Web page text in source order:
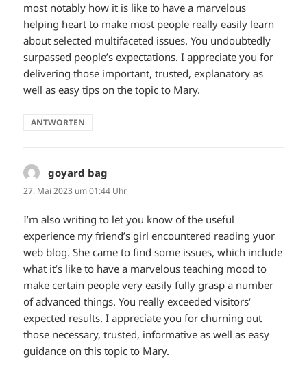
most notably how it is like to have a marvelous
helping heart to make most people really easily learn
about selected multifaceted issues. You undoubtedly
surpassed people’s expectations. I appreciate you for
delivering those important, trusted, explanatory as
well as easy tips on the topic to Mary.
ANTWORTEN
goyard bag
27. Mai 2023 um 01:44 Uhr
I’m also writing to let you know of the useful
experience my friend’s girl encountered reading yuor
web blog. She came to find some issues, which include
what it’s like to have a marvelous teaching mood to
make certain people very easily fully grasp a number
of advanced things. You really exceeded visitors‘
expected results. I appreciate you for churning out
those necessary, trusted, informative as well as easy
guidance on this topic to Mary.